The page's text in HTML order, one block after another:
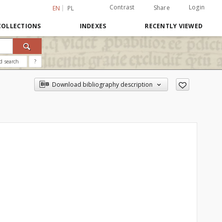
EN PL Contrast Share Login
INDEXES RECENTLY VIEWED
search ?
Download bibliography description